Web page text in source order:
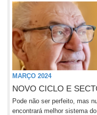
MARÇO 2024
NOVO CICLO E
Pode não ser perfeito, mas
encontrará melhor sistema